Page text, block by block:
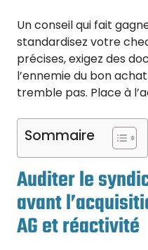
Un conseil qui fait
standardisez votre
précises, exigez des
l’ennemie du bon
tremble pas. Place à
Sommaire
Auditer le
avant
AG et réactivité